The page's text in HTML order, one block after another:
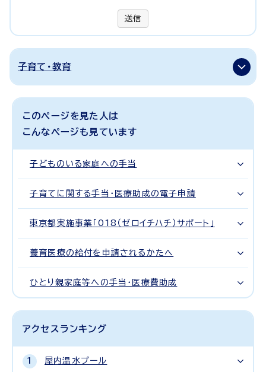
送信
子育て・教育
このページを見た人は
こんなページも見ています
子どものいる家庭への手当
子育てに関する手当・医療助成の電子申請
東京都実施事業「018（ゼロイチハチ）サポート」
養育医療の給付を申請されるかたへ
ひとり親家庭等への手当・医療費助成
アクセスランキング
屋内温水プール